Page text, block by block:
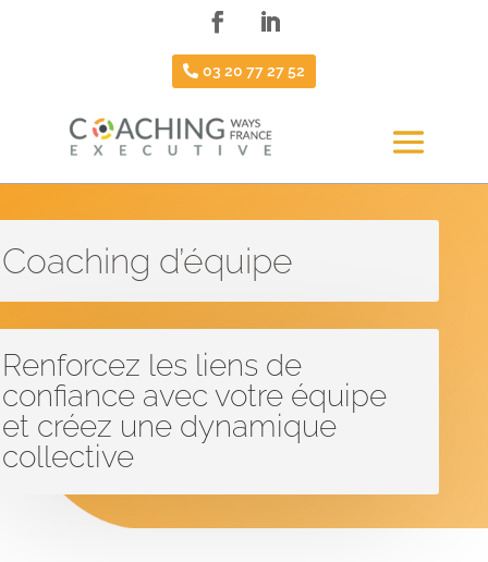
03 20 77 27 52
Coaching d’équipe
Renforcez les liens de
confiance avec votre équipe
et créez une dynamique
collective